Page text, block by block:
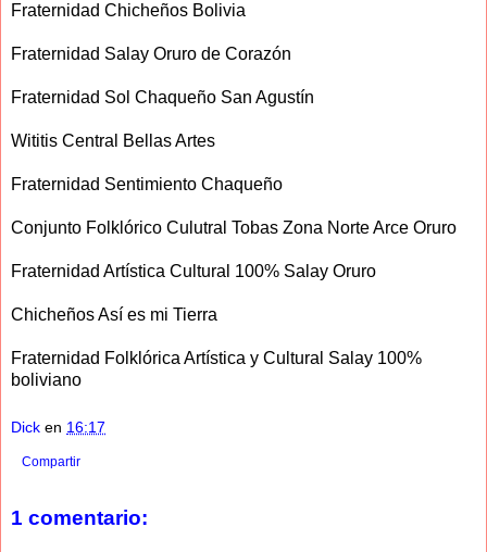
Fraternidad Chicheños Bolivia
Fraternidad Salay Oruro de Corazón
Fraternidad Sol Chaqueño San Agustín
Wititis Central Bellas Artes
Fraternidad Sentimiento Chaqueño
Conjunto Folklórico Culutral Tobas Zona Norte Arce Oruro
Fraternidad Artística Cultural 100% Salay Oruro
Chicheños Así es mi Tierra
Fraternidad Folklórica Artística y Cultural Salay 100%
boliviano
Dick en 16:17
Compartir
1 comentario: